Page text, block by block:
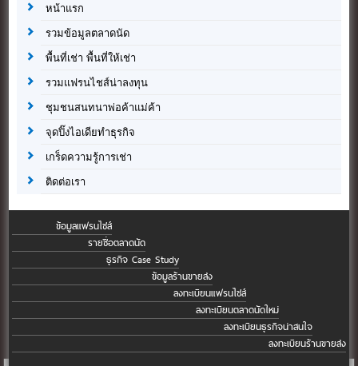
หน้าแรก
รวมข้อมูลตลาดนัด
พื้นที่เช่า พื้นที่ให้เช่า
รวมแฟรนไชส์น่าลงทุน
ชุมชนสนทนาพ่อค้าแม่ค้า
จุดปิ๊งไอเดียทำธุรกิจ
เกร็ดความรู้การเช่า
ติดต่อเรา
ข้อมูลแฟรนไชส์
รายชื่อตลาดนัด
ธุรกิจ Case Study
ข้อมูลร้านขายส่ง
ลงทะเบียนแฟรนไชส์
ลงทะเบียนตลาดนัดใหม่
ลงทะเบียนธุรกิจน่าสนใจ
ลงทะเบียนร้านขายส่ง